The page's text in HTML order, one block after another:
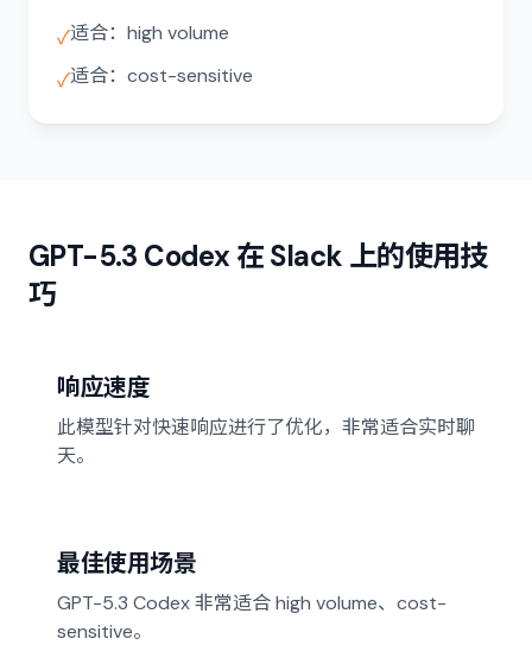
✓适合：high volume
✓适合：cost-sensitive
GPT-5.3 Codex 在 Slack 上的使用技
巧
响应速度
此模型针对快速响应进行了优化，非常适合实时聊
天。
最佳使用场景
GPT-5.3 Codex 非常适合 high volume、cost-
sensitive。